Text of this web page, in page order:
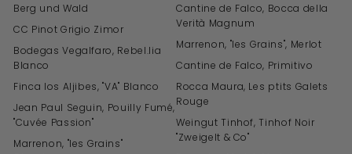
Berg und Wald
CC Pinot Grigio Zimor
Bodegas Vegalfaro, Rebel.lia
Blanco
Finca los Aljibes, "VA" Blanco
Jean Paul Seguin, Pouilly Fumé,
"Cuvée Passion"
Marrenon, "les Grains"
Cantine de Falco, Bocca della
Verità Magnum
Marrenon, "les Grains", Merlot
Cantine de Falco, Primitivo
Rocca Maura, Les ptits Galets
Rouge
Weingut Tinhof, Tinhof Noir
"Zweigelt & Co"